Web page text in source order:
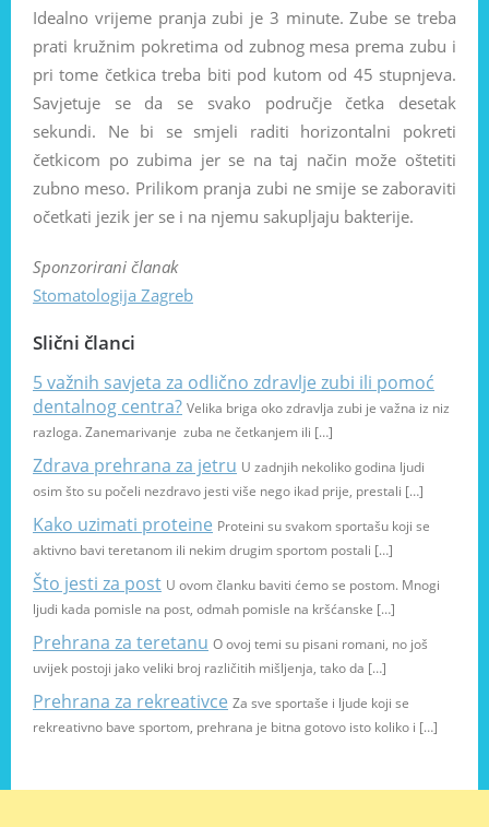
Idealno vrijeme pranja zubi je 3 minute. Zube se treba
prati kružnim pokretima od zubnog mesa prema zubu i
pri tome četkica treba biti pod kutom od 45 stupnjeva.
Savjetuje se da se svako područje četka desetak
sekundi. Ne bi se smjeli raditi horizontalni pokreti
četkicom po zubima jer se na taj način može oštetiti
zubno meso. Prilikom pranja zubi ne smije se zaboraviti
očetkati jezik jer se i na njemu sakupljaju bakterije.
Sponzorirani članak
Stomatologija Zagreb
Slični članci
5 važnih savjeta za odlično zdravlje zubi ili pomoć
dentalnog centra? Velika briga oko zdravlja zubi je važna iz niz
razloga. Zanemarivanje zuba ne četkanjem ili […]
Zdrava prehrana za jetru U zadnjih nekoliko godina ljudi
osim što su počeli nezdravo jesti više nego ikad prije, prestali […]
Kako uzimati proteine Proteini su svakom sportašu koji se
aktivno bavi teretanom ili nekim drugim sportom postali […]
Što jesti za post U ovom članku baviti ćemo se postom. Mnogi
ljudi kada pomisle na post, odmah pomisle na kršćanske […]
Prehrana za teretanu O ovoj temi su pisani romani, no još
uvijek postoji jako veliki broj različitih mišljenja, tako da […]
Prehrana za rekreativce Za sve sportaše i ljude koji se
rekreativno bave sportom, prehrana je bitna gotovo isto koliko i […]